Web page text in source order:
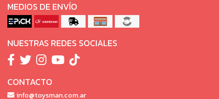
MEDIOS DE ENVÍO
NUESTRAS REDES SOCIALES
CONTACTO
info@toysman.com.ar